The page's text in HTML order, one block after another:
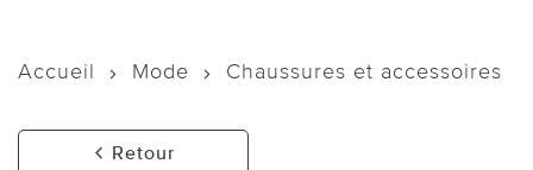
Accueil Mode Chaussures et accessoires
Retour